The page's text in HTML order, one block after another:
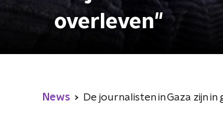
overleven"
News De journalisten in Gaza zijn